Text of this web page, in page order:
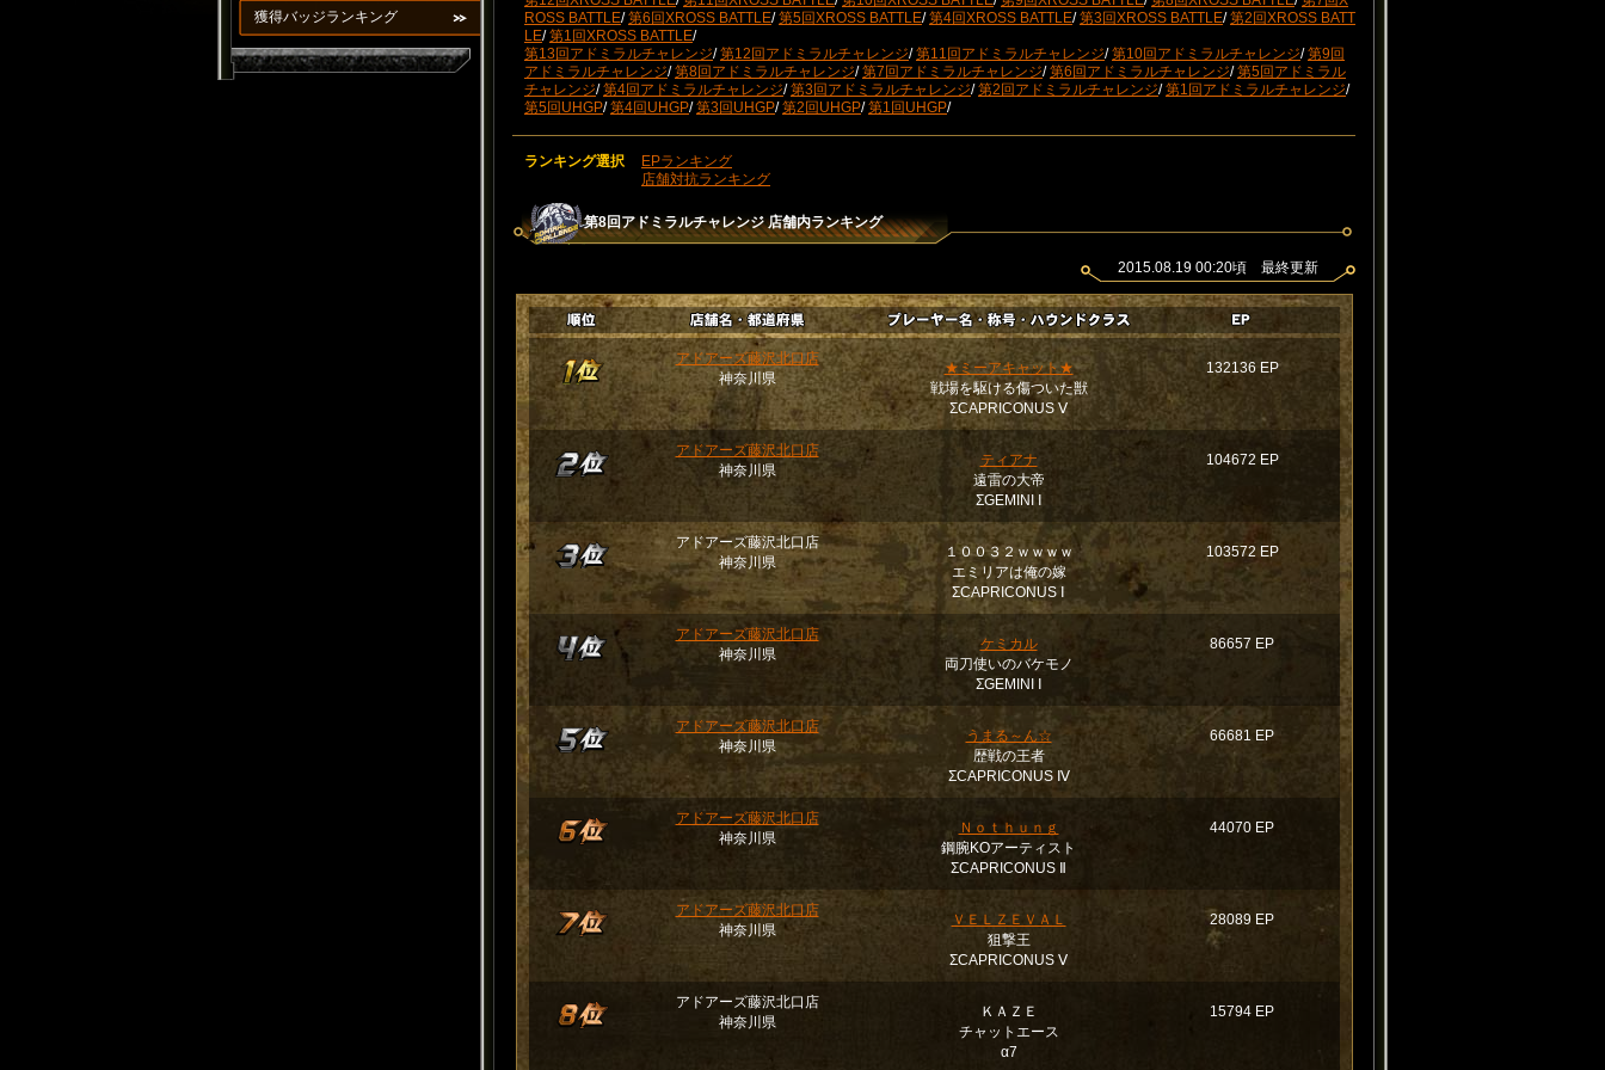
獲得バッジランキング
ROSS BATTLE/第6回XROSS BATTLE/第5回XROSS BATTLE/第4回XROSS BATTLE/第3回XROSS BATTLE/第2回XROSS BATT
LE/第1回XROSS BATTLE/
第13回アドミラルチャレンジ/第12回アドミラルチャレンジ/第11回アドミラルチャレンジ/第10回アドミラルチャレンジ/第9回
アドミラルチャレンジ/第8回アドミラルチャレンジ/第7回アドミラルチャレンジ/第6回アドミラルチャレンジ/第5回アドミラル
チャレンジ/第4回アドミラルチャレンジ/第3回アドミラルチャレンジ/第2回アドミラルチャレンジ/第1回アドミラルチャレンジ/
第5回UHGP/第4回UHGP/第3回UHGP/第2回UHGP/第1回UHGP/
ランキング選択
EPランキング
店舗対抗ランキング
第8回アドミラルチャレンジ店舗内ランキング
2015.08.19 00:20頃 最終更新
アドアーズ藤沢北口店
神奈川県
★ミーアキャット★
戦場を駆ける傷ついた獣
ΣCAPRICONUS Ⅴ
132136 EP
アドアーズ藤沢北口店
神奈川県
ティアナ
遠雷の大帝
ΣGEMINI Ⅰ
104672 EP
アドアーズ藤沢北口店
神奈川県
１００３２ｗｗｗｗ
エミリアは俺の嫁
ΣCAPRICONUS Ⅰ
103572 EP
アドアーズ藤沢北口店
神奈川県
ケミカル
両刀使いのバケモノ
ΣGEMINI Ⅰ
86657 EP
アドアーズ藤沢北口店
神奈川県
うまる～ん☆
歴戦の王者
ΣCAPRICONUS Ⅳ
66681 EP
アドアーズ藤沢北口店
神奈川県
Ｎｏｔｈｕｎｇ
鋼腕KOアーティスト
ΣCAPRICONUS Ⅱ
44070 EP
アドアーズ藤沢北口店
神奈川県
ＶＥＬＺＥＶＡＬ
狙撃王
ΣCAPRICONUS Ⅴ
28089 EP
アドアーズ藤沢北口店
神奈川県
ＫＡＺＥ
チャットエース
α7
15794 EP